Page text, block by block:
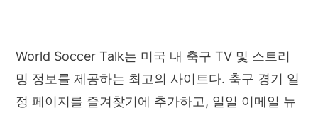
World Soccer Talk는 미국 내 축구 TV 및 스트리
밍 정보를 제공하는 최고의 사이트다. 축구 경기 일
정 페이지를 즐겨찾기에 추가하고, 일일 이메일 뉴